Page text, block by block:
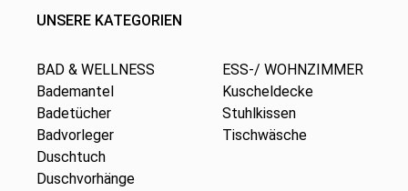
UNSERE KATEGORIEN
BAD & WELLNESS
Bademantel
Badetücher
Badvorleger
Duschtuch
Duschvorhänge
ESS-/ WOHNZIMMER
Kuscheldecke
Stuhlkissen
Tischwäsche